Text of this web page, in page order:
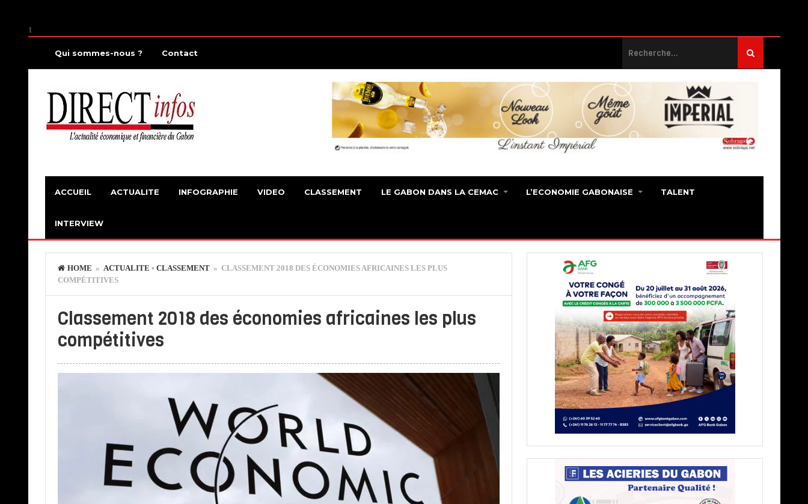
1
Qui sommes-nous ? Contact
ACCUEIL ACTUALITE INFOGRAPHIE VIDEO CLASSEMENT LE GABON DANS LA CEMAC L’ECONOMIE GABONAISE TALENT
INTERVIEW
HOME » ACTUALITE • CLASSEMENT» CLASSEMENT 2018 DES ÉCONOMIES AFRICAINES LES PLUS
COMPÉTITIVES
Classement 2018 des économies africaines les plus
compétitives